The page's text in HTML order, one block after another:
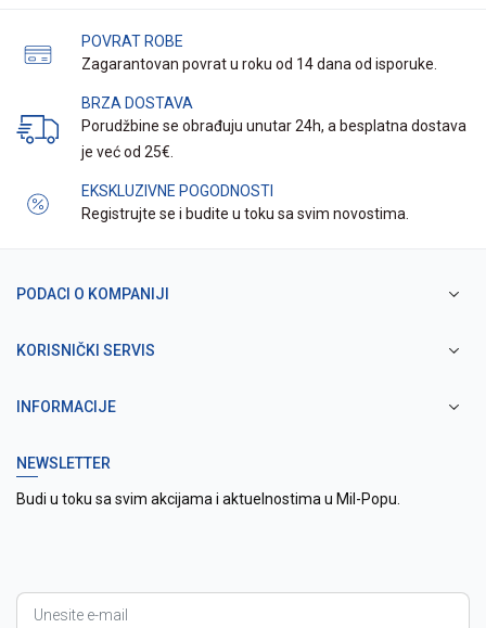
POVRAT ROBE
Zagarantovan povrat u roku od 14 dana od isporuke.
BRZA DOSTAVA
Porudžbine se obrađuju unutar 24h, a besplatna dostava
je već od 25€.
EKSKLUZIVNE POGODNOSTI
Registrujte se i budite u toku sa svim novostima.
PODACI O KOMPANIJI
KORISNIČKI SERVIS
INFORMACIJE
NEWSLETTER
Budi u toku sa svim akcijama i aktuelnostima u Mil-Popu.